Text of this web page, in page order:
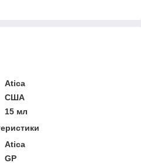
Atica
США
15 мл
Atica
GP